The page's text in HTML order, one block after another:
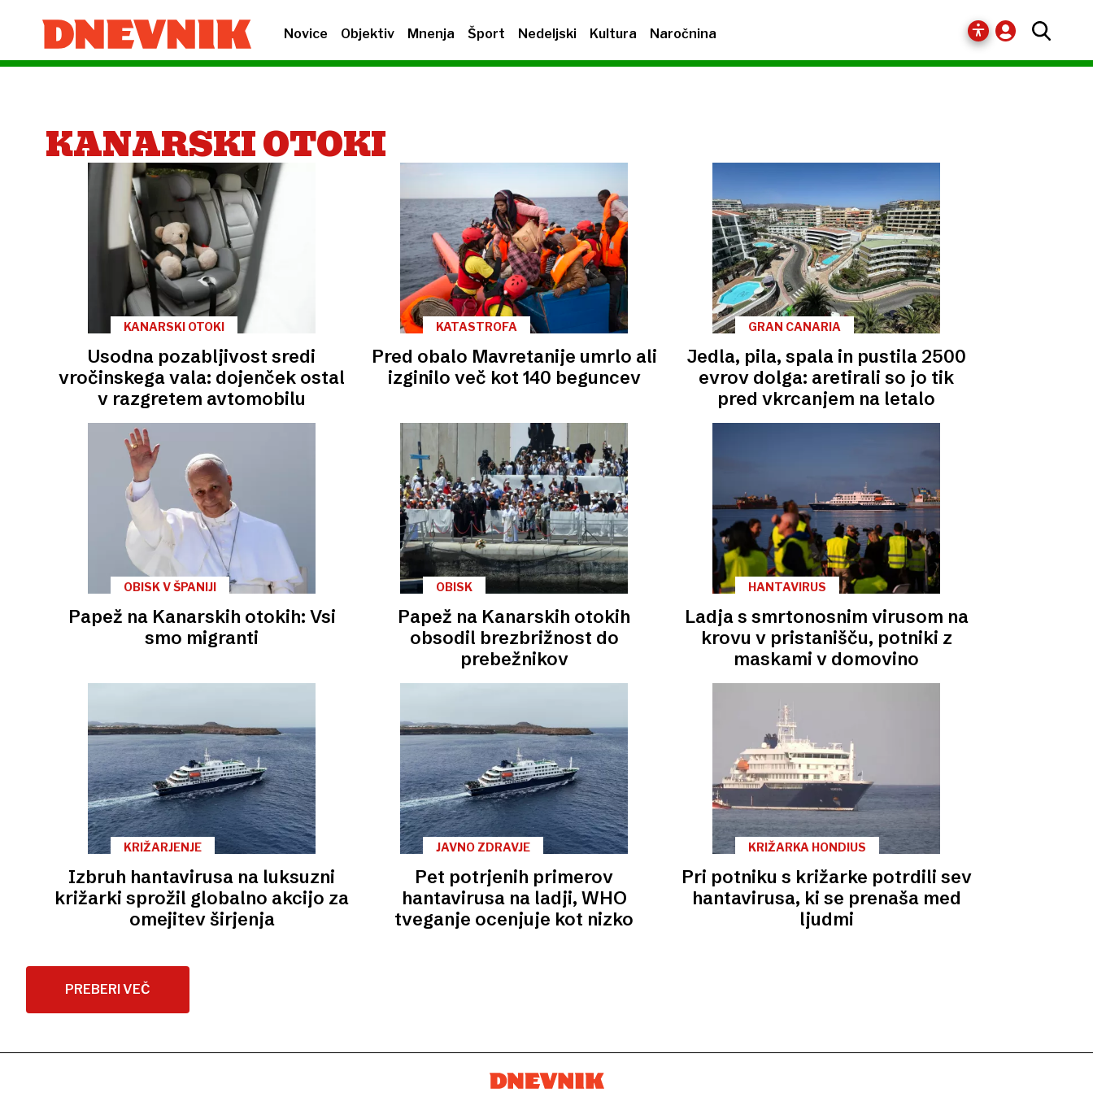
Novice Objektiv Mnenja Šport Nedeljski Kultura Naročnina
KANARSKI OTOKI
KANARSKI OTOKI
Usodna pozabljivost sredi
vročinskega vala: dojenček ostal
v razgretem avtomobilu
KATASTROFA
Pred obalo Mavretanije umrlo ali
izginilo več kot 140 beguncev
GRAN CANARIA
Jedla, pila, spala in pustila 2500
evrov dolga: aretirali so jo tik
pred vkrcanjem na letalo
OBISK V ŠPANIJI
Papež na Kanarskih otokih: Vsi
smo migranti
OBISK
Papež na Kanarskih otokih
obsodil brezbrižnost do
prebežnikov
HANTAVIRUS
Ladja s smrtonosnim virusom na
krovu v pristanišču, potniki z
maskami v domovino
KRIŽARJENJE
Izbruh hantavirusa na luksuzni
križarki sprožil globalno akcijo za
omejitev širjenja
JAVNO ZDRAVJE
Pet potrjenih primerov
hantavirusa na ladji, WHO
tveganje ocenjuje kot nizko
KRIŽARKA HONDIUS
Pri potniku s križarke potrdili sev
hantavirusa, ki se prenaša med
ljudmi
PREBERI VEČ